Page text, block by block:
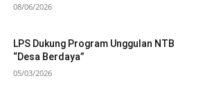
08/06/2026
LPS Dukung Program Unggulan NTB
“Desa Berdaya”
05/03/2026